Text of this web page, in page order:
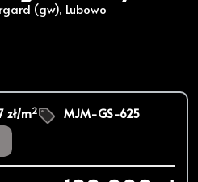
(gw), Lubowo
zł/m2 MJM-GS-625